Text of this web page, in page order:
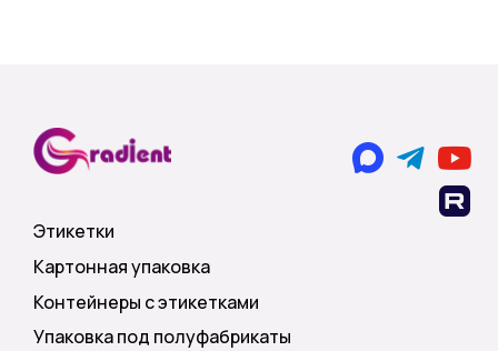
Этикетки
Картонная упаковка
Контейнеры с этикетками
Упаковка под полуфабрикаты